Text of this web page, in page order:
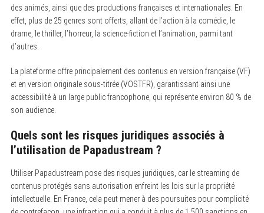
des animés, ainsi que des productions françaises et internationales. En
effet, plus de 25 genres sont offerts, allant de l’action à la comédie, le
drame, le thriller, l’horreur, la science-fiction et l’animation, parmi tant
d’autres.
La plateforme offre principalement des contenus en version française (VF)
et en version originale sous-titrée (VOSTFR), garantissant ainsi une
accessibilité à un large public francophone, qui représente environ 80 % de
son audience.
Quels sont les risques juridiques associés à
l’utilisation de Papadustream ?
Utiliser Papadustream pose des risques juridiques, car le streaming de
contenus protégés sans autorisation enfreint les lois sur la propriété
intellectuelle. En France, cela peut mener à des poursuites pour complicité